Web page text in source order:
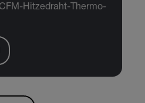
Hitzedraht-Thermo-